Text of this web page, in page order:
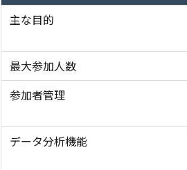
主な目的
最大参加人数
参加者管理
データ分析機能